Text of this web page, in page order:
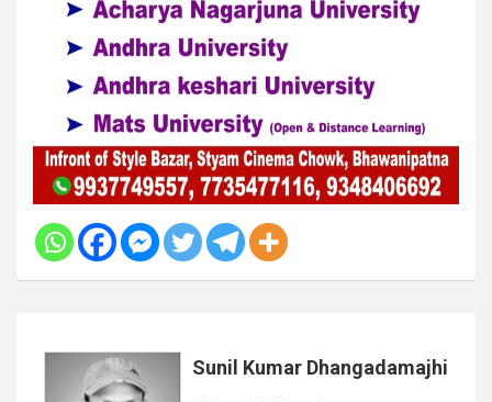
Sunil Kumar Dhangadamajhi